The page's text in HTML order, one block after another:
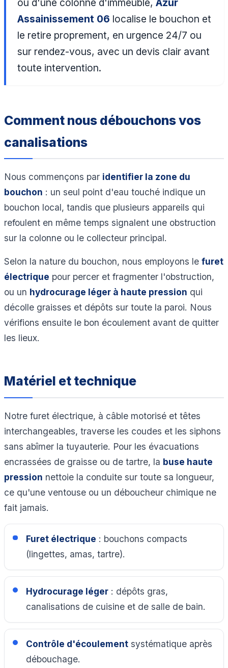
ou d'une colonne d'immeuble,Azur
Assainissement 06 localise le bouchon et
le retire proprement, en urgence 24/7 ou
sur rendez-vous, avec un devis clair avant
toute intervention.
Comment nous débouchons vos
canalisations
Nous commençons par identifier la zone du
bouchon : un seul point d'eau touché indique un
bouchon local, tandis que plusieurs appareils qui
refoulent en même temps signalent une obstruction
sur la colonne ou le collecteur principal.
Selon la nature du bouchon, nous employons le furet
électrique pour percer et fragmenter l'obstruction,
ou un hydrocurage léger à haute pression qui
décolle graisses et dépôts sur toute la paroi. Nous
vérifions ensuite le bon écoulement avant de quitter
les lieux.
Matériel et technique
Notre furet électrique, à câble motorisé et têtes
interchangeables, traverse les coudes et les siphons
sans abîmer la tuyauterie. Pour les évacuations
encrassées de graisse ou de tartre, la buse haute
pression nettoie la conduite sur toute sa longueur,
ce qu'une ventouse ou un déboucheur chimique ne
fait jamais.
Furet électrique : bouchons compacts
(lingettes, amas, tartre).
Hydrocurage léger: dépôts gras,
canalisations de cuisine et de salle de bain.
Contrôle d'écoulementsystématique après
débouchage.